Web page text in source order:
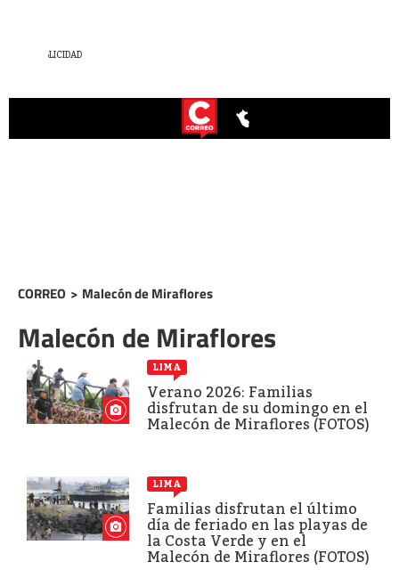
CORREO > Malecón de Miraflores
Malecón de Miraflores
LIMA
Verano 2026: Familias
disfrutan de su domingo en el
Malecón de Miraflores (FOTOS)
LIMA
Familias disfrutan el último
día de feriado en las playas de
la Costa Verde y en el
Malecón de Miraflores (FOTOS)